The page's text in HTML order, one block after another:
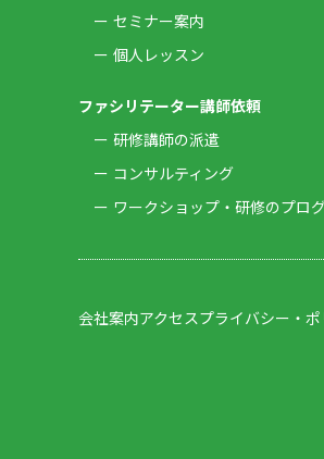
セミナー案内
個人レッスン
ファシリテーター講師依頼
研修講師の派遣
コンサルティング
ワークショップ・研修のプロ
会社案内アクセスプライバシー・